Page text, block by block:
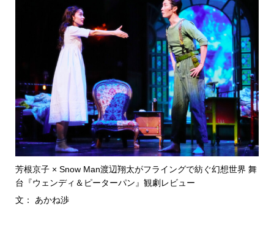
芳根京子 × Snow Man渡辺翔太がフライングで紡ぐ幻想世界 舞
台『ウェンディ＆ピーターパン』観劇レビュー
文： あかね渉